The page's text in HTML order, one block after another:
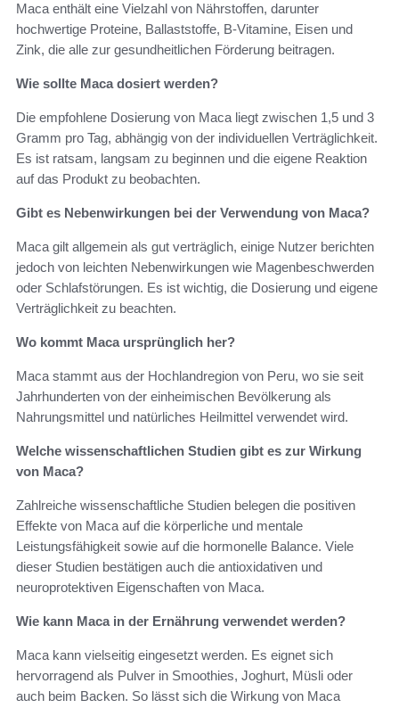
Maca enthält eine Vielzahl von Nährstoffen, darunter
hochwertige Proteine, Ballaststoffe, B-Vitamine, Eisen und
Zink, die alle zur gesundheitlichen Förderung beitragen.
Wie sollte Maca dosiert werden?
Die empfohlene Dosierung von Maca liegt zwischen 1,5 und 3
Gramm pro Tag, abhängig von der individuellen Verträglichkeit.
Es ist ratsam, langsam zu beginnen und die eigene Reaktion
auf das Produkt zu beobachten.
Gibt es Nebenwirkungen bei der Verwendung von Maca?
Maca gilt allgemein als gut verträglich, einige Nutzer berichten
jedoch von leichten Nebenwirkungen wie Magenbeschwerden
oder Schlafstörungen. Es ist wichtig, die Dosierung und eigene
Verträglichkeit zu beachten.
Wo kommt Maca ursprünglich her?
Maca stammt aus der Hochlandregion von Peru, wo sie seit
Jahrhunderten von der einheimischen Bevölkerung als
Nahrungsmittel und natürliches Heilmittel verwendet wird.
Welche wissenschaftlichen Studien gibt es zur Wirkung
von Maca?
Zahlreiche wissenschaftliche Studien belegen die positiven
Effekte von Maca auf die körperliche und mentale
Leistungsfähigkeit sowie auf die hormonelle Balance. Viele
dieser Studien bestätigen auch die antioxidativen und
neuroprotektiven Eigenschaften von Maca.
Wie kann Maca in der Ernährung verwendet werden?
Maca kann vielseitig eingesetzt werden. Es eignet sich
hervorragend als Pulver in Smoothies, Joghurt, Müsli oder
auch beim Backen. So lässt sich die Wirkung von Maca